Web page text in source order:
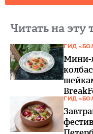
Читать на эту
ГИД
Мини-
ГИД